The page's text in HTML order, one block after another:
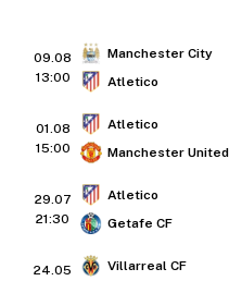
09.08
13:00
Manchester City
Atletico
01.08
15:00
Atletico
Manchester United
29.07
21:30
Atletico
Getafe CF
24.05
Villarreal CF